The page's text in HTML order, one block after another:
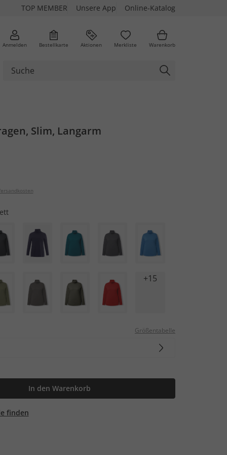
TOP MEMBER Unsere App Online-Katalog
Anmelden Bestellkarte Aktionen Merkliste Warenkorb
Slim, Langarm
+15
Größentabelle
In den Warenkorb
finden